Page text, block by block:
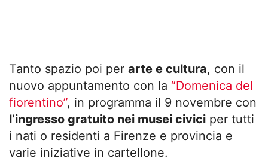
Tanto spazio poi per arte e cultura, con il
nuovo appuntamento con la “Domenica del
fiorentino”, in programma il 9 novembre con
l’ingresso gratuito nei musei civici per tutti
i nati o residenti a Firenze e provincia e
varie iniziative in cartellone.